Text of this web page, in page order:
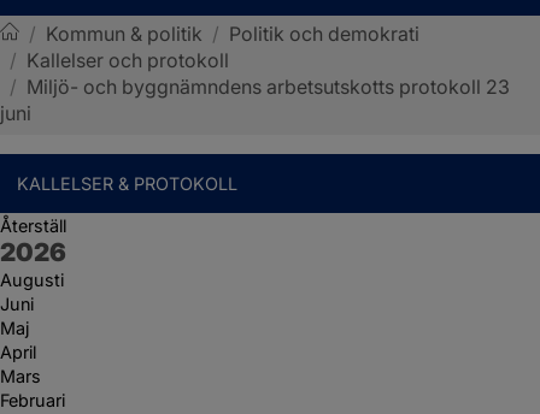
Sotenäs kommun
/ Kommun & politik / Politik och demokrati
/ Kallelser och protokoll
/ Miljö- och byggnämndens arbetsutskotts protokoll 23
juni
KALLELSER & PROTOKOLL
Återställ
År:
2026
Augusti
Juni
Maj
April
Mars
Februari